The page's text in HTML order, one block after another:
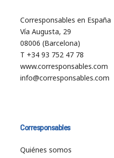
Corresponsables en España
Vía Augusta, 29
08006 (Barcelona)
T +34 93 752 47 78
www.corresponsables.com
info@corresponsables.com
Corresponsables
Quiénes somos